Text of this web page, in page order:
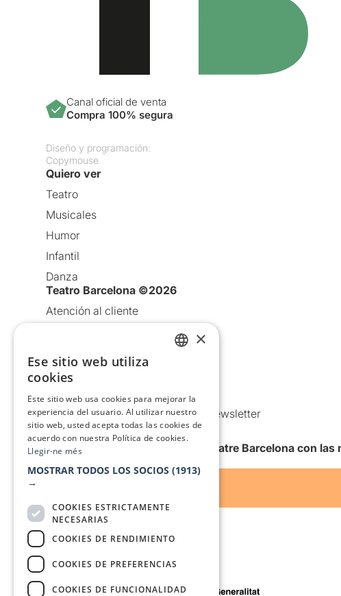
Canal oficial de venta
Compra 100% segura
Diseño y programación:
Copymouse
Quiero ver
Teatro
Musicales
Humor
Infantil
Danza
Teatro Barcelona ©2026
Atención al cliente
Política de Cookies
Condiciones de uso
Comunicaciones comerciales y Newsletter
Anuncia’t
Quiero recibir la newsletter de Teatre Barcelona con
Con el apoyo de
×
Ese sitio web utiliza
cookies
Este sitio web usa cookies para mejorar la
experiencia del usuario. Al utilizar nuestro
sitio web, usted acepta todas las cookies de
acuerdo con nuestra Política de cookies.
Llegir-ne més
MOSTRAR TODOS LOS SOCIOS (1913)
→
COOKIES ESTRICTAMENTE
NECESARIAS
COOKIES DE RENDIMIENTO
COOKIES DE PREFERENCIAS
COOKIES DE FUNCIONALIDAD